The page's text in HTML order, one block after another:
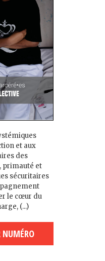
et aux
des
primauté et
sécuritaires
le cœur du
(...)
NUMÉRO